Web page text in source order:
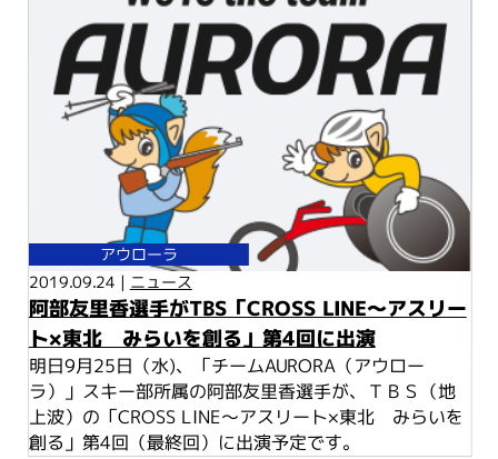
アウローラ
2019.09.24 | ニュース
阿部友里香選手がTBS「CROSS LINE～アスリー
ト×東北 みらいを創る」第4回に出演
明日9月25日（水)、「チームAURORA（アウロー
ラ）」スキー部所属の阿部友里香選手が、ＴＢＳ（地
上波）の「CROSS LINE～アスリート×東北 みらいを
創る」第4回（最終回）に出演予定です。